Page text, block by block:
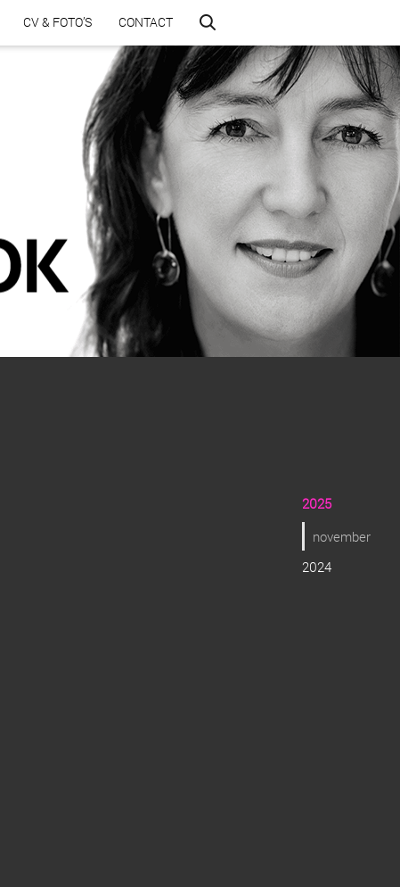
CV & FOTO’S CONTACT
2025
november
2024